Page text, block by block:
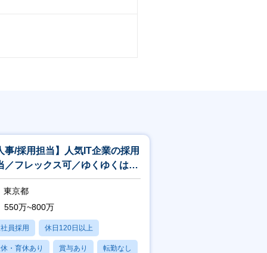
事/採用担当】人気IT企業の採用
／フレックス可／ゆくゆくは組
ランディングもお任せします！
東京都
550万~800万
員採用 休日120日以上
・育休あり 賞与あり 転勤なし